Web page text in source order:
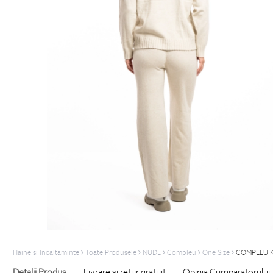
Haine si Incaltaminte Toate Produsele NUDE Compleu One Size COMPLEU